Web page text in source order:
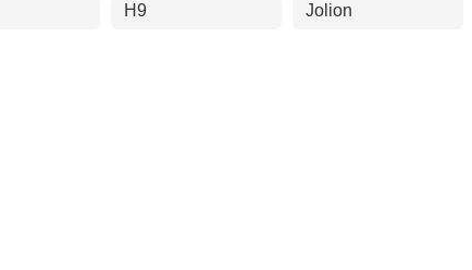
H9 Jolion